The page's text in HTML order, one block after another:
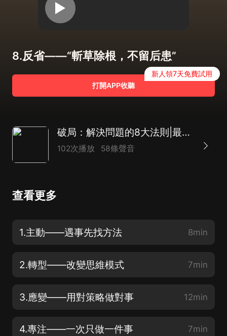
8.反省——“斬草除根，不留后患”
打開APP收聽
新人領7天免費試用
破局：解決問題的8大法則|最實用的謀略智慧
102次播放 58條聲音
查看更多
1.主動——遇事先找方法 8min
2.轉型——改變思維模式 7min
3.應變——用對策略做對事 12min
4.專注——一次只做一件事 7min